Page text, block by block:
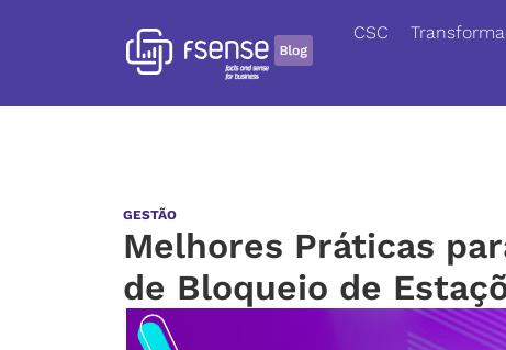
CSC
GESTÃO
Melhores Práticas
de Bloqueio de